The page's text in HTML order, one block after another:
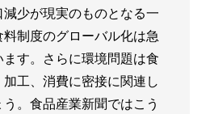
少が現実のものとなる一
制度のグローバル化は急
す。さらに環境問題は食
工、消費に密接に関連し
。食品産業新聞ではこう